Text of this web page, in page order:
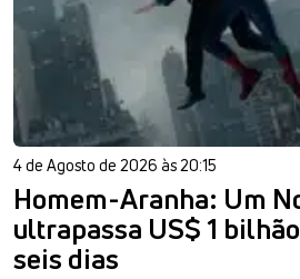
4 de Agosto de 2026 às 20:15
Homem-Aranha: Um
ultrapassa US$ 1
seis dias